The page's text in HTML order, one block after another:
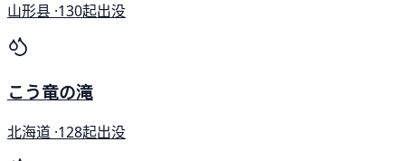
山形县 ·130起出没
こう竜の滝
北海道 ·128起出没